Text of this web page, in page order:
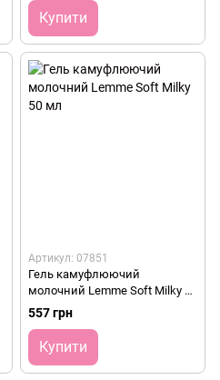
Купити
Артикул: 07851
Гель камуфлюючий
молочний Lemme Soft Milky 50
мл
557 грн
Купити